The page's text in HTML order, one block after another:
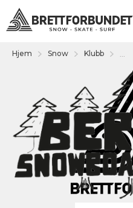
Hjem Snow Klubb